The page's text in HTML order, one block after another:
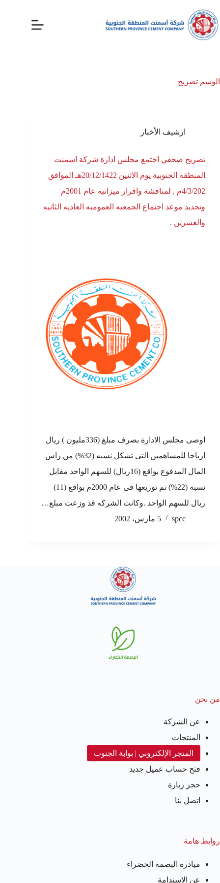
الوسم تصريح
ارشيف الأخبار
تصريح صحفي اجتمع مجلس ادارة شركة اسمنت
المنطقة الجنوبية يوم الاثنين 20/12/1422هـ الموافق
4/3/202م , لمناقشة واقرار ميزانيه عام 2001م
وتحديد موعد اجتماع الجمعيه العموميه العاديه الثانيه
والعشرين .
اوصى مجلس الادارة بصرف مبلغ (336مليون ) ريال
ارباحا للمساهمين التى تشكل نسبه (32%) من راس
المال المدفوع بواقع (16ريال) للسهم الواحد مقابل
نسبه (22%) تم توزيعها فى عام 2000م بواقع (11)
ريال للسهم الواحد .وكانت الشركه قد وزعت مبلغ…
spcc
5 مارس، 2002
من نحن
عن الشركة
المنتجات
المتجر الإلكتروني | بوابة الجنوب
فتح حساب عميل جديد
حجز زيارة
اتصل بنا
روابط هامة
مبادرة البصمة الخضراء
عن الاستدامة